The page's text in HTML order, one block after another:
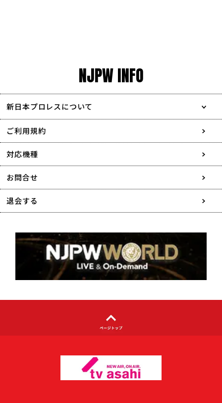
NJPW INFO
新日本プロレスについて
会社情報
採用情報
協賛・広告媒体のご案内
特定商取引に関する表記
著作権について
利用者情報の外部送信について
ご利用規約
対応機種
お問合せ
退会する